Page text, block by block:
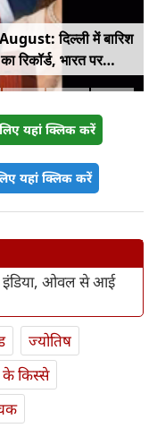
दिल्ली में बारिश
रिकॉर्ड, भारत पर
Gen Z पर कंगना
यहां क्लिक करें
यहां क्लिक करें
इंडिया, ओवल से आई
ज्योतिष
के किस्से